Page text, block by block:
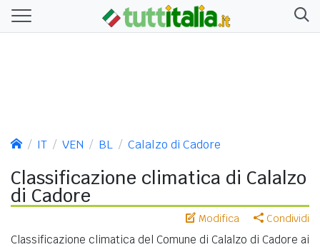
IT VEN BL Calalzo di Cadore
Classificazione climatica di Calalzo
di Cadore
Modifica Condividi
Classificazione climatica del Comune di Calalzo di Cadore ai